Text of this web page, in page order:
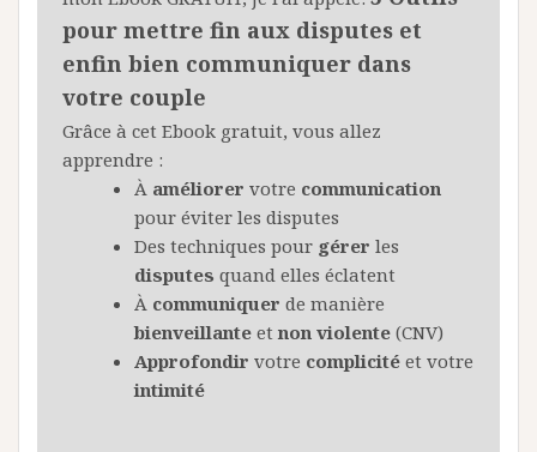
pour mettre fin aux disputes et
enfin bien communiquer dans
votre couple
Grâce à cet Ebook gratuit, vous allez
apprendre :
À améliorer votre communication
pour éviter les disputes
Des techniques pour gérer les
disputes quand elles éclatent
À communiquer de manière
bienveillante et non violente (CNV)
Approfondir votre complicité et votre
intimité